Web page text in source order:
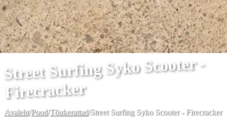
Street Surfing Syko Scooter -
Firecracker
Avaleht/Pood/Tõukerattad/Street Surfing Syko Scooter - Firecracker